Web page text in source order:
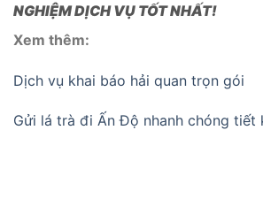
NGHIỆM DỊCH VỤ TỐT NHẤT!
Xem thêm:
Dịch vụ khai báo hải quan trọn gói
Gửi lá trà đi Ấn Độ nhanh chóng tiết